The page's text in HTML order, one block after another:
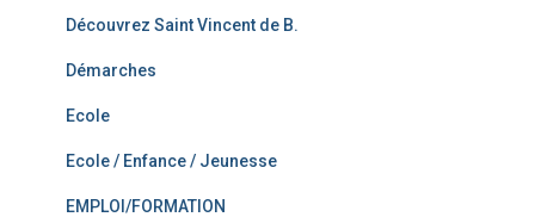
Découvrez Saint Vincent de B.
Démarches
Ecole
Ecole / Enfance / Jeunesse
EMPLOI/FORMATION